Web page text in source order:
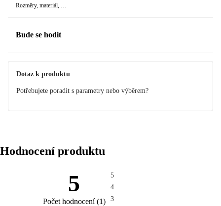
Rozměry, materiál, …
Bude se hodit
Dotaz k produktu
Potřebujete poradit s parametry nebo výběrem?
Hodnocení produktu
5
Počet hodnocení(1)
5
4
3